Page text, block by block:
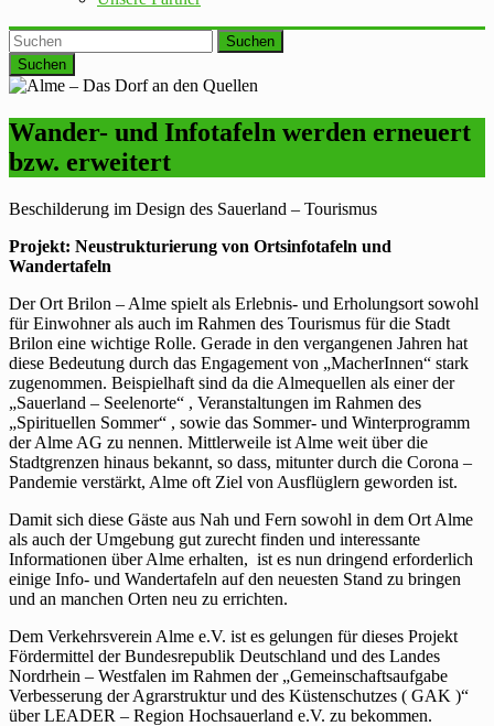
Suchen
Wander- und Infotafeln werden erneuert
bzw. erweitert
Beschilderung im Design des Sauerland – Tourismus
Projekt: Neustrukturierung von Ortsinfotafeln und
Wandertafeln
Der Ort Brilon – Alme spielt als Erlebnis- und Erholungsort sowohl
für Einwohner als auch im Rahmen des Tourismus für die Stadt
Brilon eine wichtige Rolle. Gerade in den vergangenen Jahren hat
diese Bedeutung durch das Engagement von „MacherInnen“ stark
zugenommen. Beispielhaft sind da die Almequellen als einer der
„Sauerland – Seelenorte“ , Veranstaltungen im Rahmen des
„Spirituellen Sommer“ , sowie das Sommer- und Winterprogramm
der Alme AG zu nennen. Mittlerweile ist Alme weit über die
Stadtgrenzen hinaus bekannt, so dass, mitunter durch die Corona –
Pandemie verstärkt, Alme oft Ziel von Ausflüglern geworden ist.
Damit sich diese Gäste aus Nah und Fern sowohl in dem Ort Alme
als auch der Umgebung gut zurecht finden und interessante
Informationen über Alme erhalten, ist es nun dringend erforderlich
einige Info- und Wandertafeln auf den neuesten Stand zu bringen
und an manchen Orten neu zu errichten.
Dem Verkehrsverein Alme e.V. ist es gelungen für dieses Projekt
Fördermittel der Bundesrepublik Deutschland und des Landes
Nordrhein – Westfalen im Rahmen der „Gemeinschaftsaufgabe
Verbesserung der Agrarstruktur und des Küstenschutzes ( GAK )“
über LEADER – Region Hochsauerland e.V. zu bekommen.